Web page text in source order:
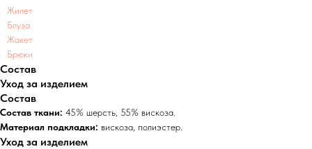
Жилет
Блуза
Жакет
Брюки
Состав
Уход за изделием
Состав
Состав ткани: 45% шерсть, 55% вискоза.
Материал подкладки: вискоза, полиэстер.
Уход за изделием